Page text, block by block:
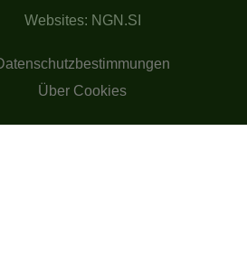
Websites: NGN.SI
Über Cookies